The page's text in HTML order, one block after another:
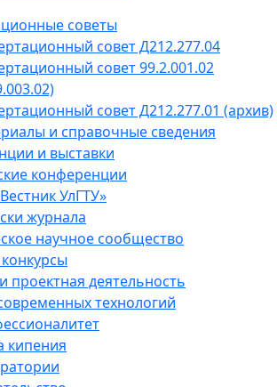
советы
совет Д212.277.04
совет 99.2.001.02
совет Д212.277.01 (архив)
и справочные сведения
и выставки
конференции
УлГТУ»
журнала
научное сообщество
проектная деятельность
технологий
кипения